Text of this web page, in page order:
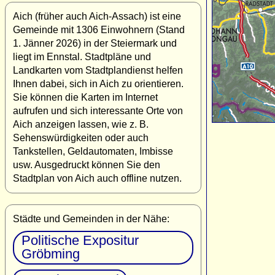
Aich (früher auch Aich-Assach) ist eine
Gemeinde mit 1306 Einwohnern (Stand
1. Jänner 2026) in der Steiermark und
liegt im Ennstal. Stadtpläne und
Landkarten vom Stadtplandienst helfen
Ihnen dabei, sich in Aich zu orientieren.
Sie können die Karten im Internet
aufrufen und sich interessante Orte von
Aich anzeigen lassen, wie z. B.
Sehenswürdigkeiten oder auch
Tankstellen, Geldautomaten, Imbisse
usw. Ausgedruckt können Sie den
Stadtplan von Aich auch offline nutzen.
Städte und Gemeinden in der Nähe:
Politische Expositur
Gröbming